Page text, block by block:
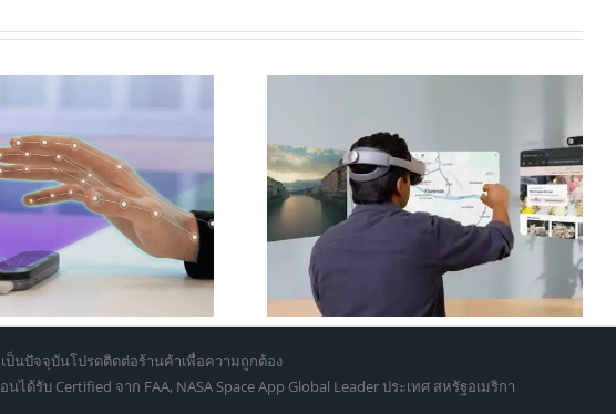
Office: เปลี่ยนทุกที่ให้
เป็น “ออฟฟิศลอยฟ้า” ด้วย
Samsung Galaxy XR… มันแทน
โน้ตบุ๊กได้จริงไหม?
Leap Motion Controller 2 คือ
อะไร และเหมาะกับใครบ้างในปี
2026
ป็นปัจจุบันโปรดติดต่อร้านค้าเพื่อความถูกต้อง
รับ Certified จาก FAA, NASA Space App Global Leader ประเทศ สหรัฐอเมริกา